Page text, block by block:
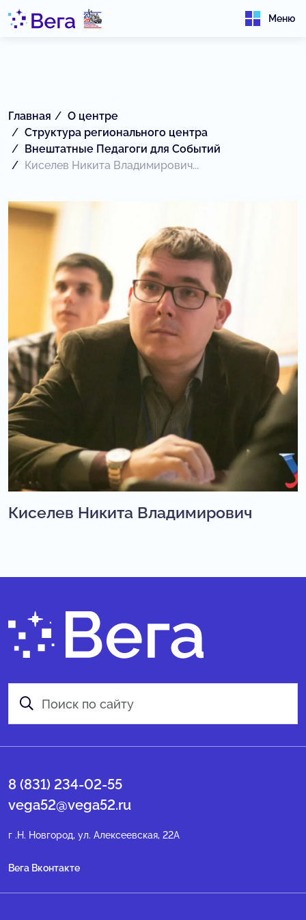
Меню
Главная
О центре
Структура регионального центра
Внештатные Педагоги для Событий
Киселев Никита Владимирович...
Киселев Никита Владимирович
8 (831) 234-02-55
vega52@vega52.ru
г .Н. Новгород, ул. Алексеевская, 22А
Вега Вконтакте